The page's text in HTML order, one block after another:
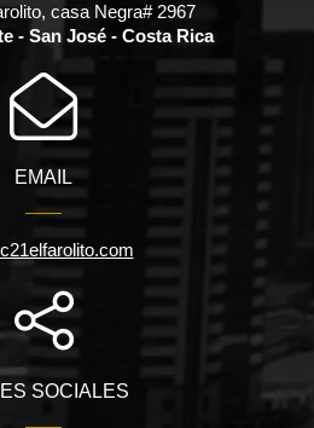
casa Negra# 2967
- San José - Costa Rica
EMAIL
SOCIALES